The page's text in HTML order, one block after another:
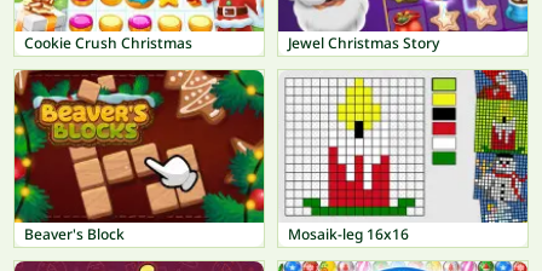
Cookie Crush Christmas Jewel Christmas Story
Beaver's Block Mosaik-leg 16x16